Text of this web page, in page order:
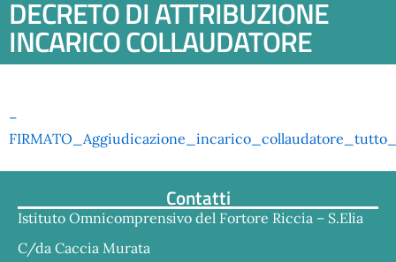
DECRETO DI ATTRIBUZIONE
INCARICO COLLAUDATORE
–
Contatti
Istituto Omnicomprensivo del Fortore Riccia – S.Elia
C/da Caccia Murata